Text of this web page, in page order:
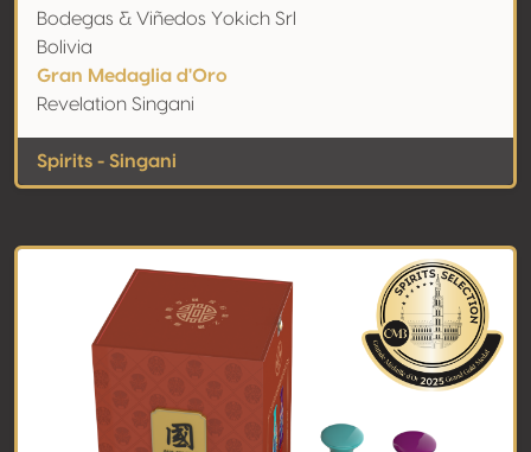
Bodegas & Viñedos Yokich Srl
Bolivia
Gran Medaglia d'Oro
Revelation Singani
Spirits - Singani